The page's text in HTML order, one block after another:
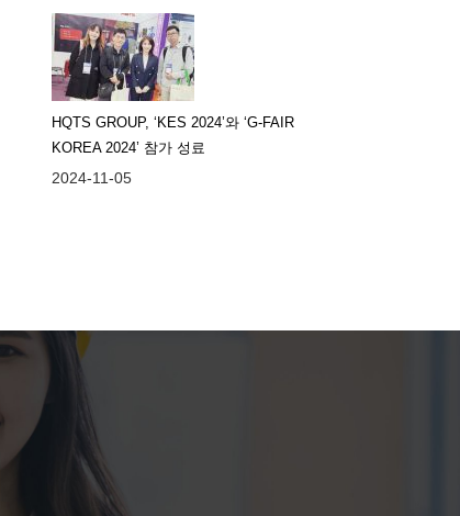
HQTS GROUP, ‘KES 2024’와 ‘G-FAIR
KOREA 2024’ 참가 성료
2024-11-05